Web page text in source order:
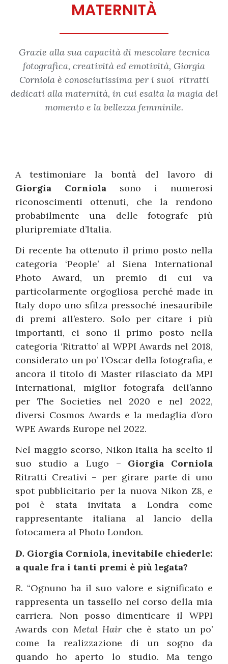
MATERNITÀ
Grazie alla sua capacità di mescolare tecnica
fotografica, creatività ed emotività, Giorgia
Corniola è conosciutissima per i suoi ritratti
dedicati alla maternità, in cui esalta la magia del
momento e la bellezza femminile.
A testimoniare la bontà del lavoro di
Giorgia Corniola sono i numerosi
riconoscimenti ottenuti, che la rendono
probabilmente una delle fotografe più
pluripremiate d’Italia.
Di recente ha ottenuto il primo posto nella
categoria ‘People’ al Siena International
Photo Award, un premio di cui va
particolarmente orgogliosa perché made in
Italy dopo uno sfilza pressoché inesauribile
di premi all’estero. Solo per citare i più
importanti, ci sono il primo posto nella
categoria ‘Ritratto’ al WPPI Awards nel 2018,
considerato un po’ l’Oscar della fotografia, e
ancora il titolo di Master rilasciato da MPI
International, miglior fotografa dell’anno
per The Societies nel 2020 e nel 2022,
diversi Cosmos Awards e la medaglia d’oro
WPE Awards Europe nel 2022.
Nel maggio scorso, Nikon Italia ha scelto il
suo studio a Lugo – Giorgia Corniola
Ritratti Creativi – per girare parte di uno
spot pubblicitario per la nuova Nikon Z8, e
poi è stata invitata a Londra come
rappresentante italiana al lancio della
fotocamera al Photo London.
D. Giorgia Corniola, inevitabile chiederle:
a quale fra i tanti premi è più legata?
R. “Ognuno ha il suo valore e significato e
rappresenta un tassello nel corso della mia
carriera. Non posso dimenticare il WPPI
Awards con Metal Hair che è stato un po’
come la realizzazione di un sogno da
quando ho aperto lo studio. Ma tengo